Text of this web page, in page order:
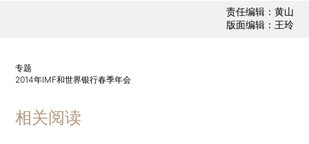
责任编辑：黄山
版面编辑：王玲
专题
2014年IMF和世界银行春季年会
相关阅读